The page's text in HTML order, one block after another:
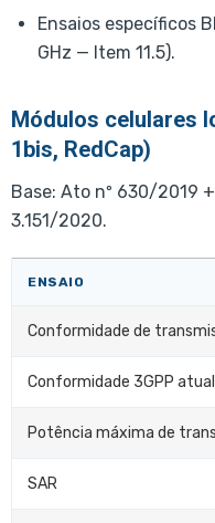
Ensaios específicos
GHz — Item 11.5).
Módulos celulares
1bis, RedCap)
Base: Ato nº 630/2019
3.151/2020.
ENSAIO
Conformidade de
Conformidade 3GPP
Potência máxima de
SAR